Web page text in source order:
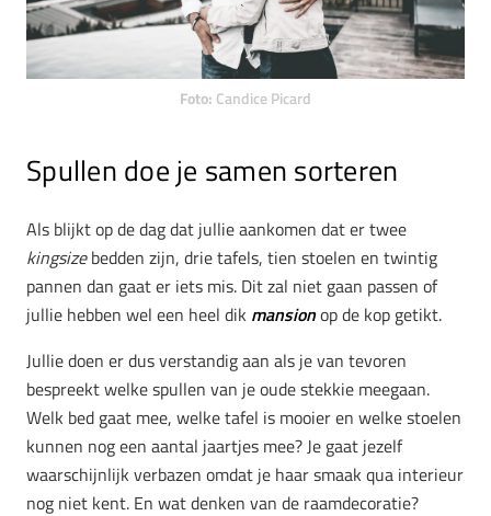
Foto: Candice Picard
Spullen doe je samen sorteren
Als blijkt op de dag dat jullie aankomen dat er twee
kingsizebedden zijn, drie tafels, tien stoelen en twintig
pannen dan gaat er iets mis. Dit zal niet gaan passen of
jullie hebben wel een heel dik mansionop de kop getikt.
Jullie doen er dus verstandig aan als je van tevoren
bespreekt welke spullen van je oude stekkie meegaan.
Welk bed gaat mee, welke tafel is mooier en welke stoelen
kunnen nog een aantal jaartjes mee? Je gaat jezelf
waarschijnlijk verbazen omdat je haar smaak qua interieur
nog niet kent. En wat denken van de raamdecoratie?